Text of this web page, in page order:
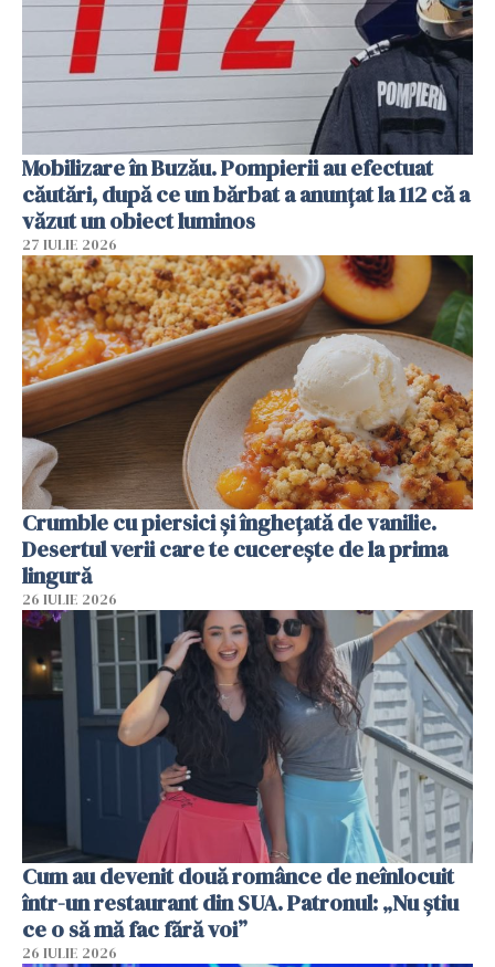
Mobilizare în Buzău. Pompierii au efectuat
căutări, după ce un bărbat a anunțat la 112 că a
văzut un obiect luminos
27 IULIE 2026
Crumble cu piersici și înghețată de vanilie.
Desertul verii care te cucerește de la prima
lingură
26 IULIE 2026
Cum au devenit două românce de neînlocuit
într-un restaurant din SUA. Patronul: „Nu știu
ce o să mă fac fără voi”
26 IULIE 2026